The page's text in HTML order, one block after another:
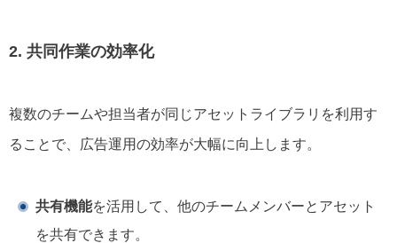
2. 共同作業の効率化
複数のチームや担当者が同じアセットライブラリを利用す
ることで、広告運用の効率が大幅に向上します。
共有機能を活用して、他のチームメンバーとアセット
を共有できます。